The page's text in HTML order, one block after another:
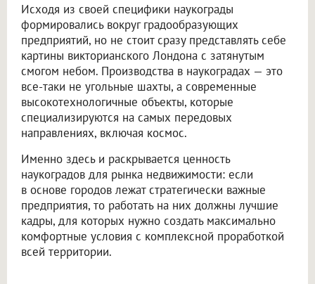
Исходя из своей специфики наукограды
формировались вокруг градообразующих
предприятий, но не стоит сразу представлять себе
картины викторианского Лондона с затянутым
смогом небом. Производства в наукоградах — это
все-таки не угольные шахты, а современные
высокотехнологичные объекты, которые
специализируются на самых передовых
направлениях, включая космос.
Именно здесь и раскрывается ценность
наукоградов для рынка недвижимости: если
в основе городов лежат стратегически важные
предприятия, то работать на них должны лучшие
кадры, для которых нужно создать максимально
комфортные условия с комплексной проработкой
всей территории.